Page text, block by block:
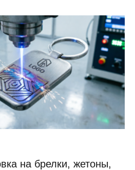
на брелки, жетоны,